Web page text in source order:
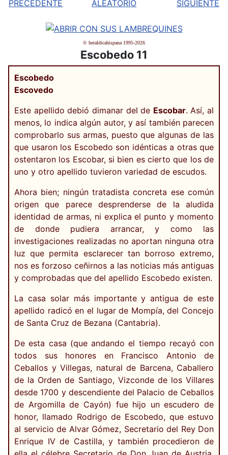
© heraldicahispana 1995-2026
Escobedo 11
Escobedo
Escovedo
Este apellido debió dimanar del de Escobar. Así, al
menos, lo indica algún autor, y así también parecen
comprobarlo sus armas, puesto que algunas de las
que usaron los Escobedo son idénticas a otras que
ostentaron los Escobar, si bien es cierto que los de
uno y otro apellido tuvieron variedad de escudos.
Ahora bien; ningún tratadista concreta ese común
origen que parece desprenderse de la aludida
identidad de armas, ni explica el punto y momento
de donde pudiera arrancar, y como las
investigaciones realizadas no aportan ninguna otra
luz que permita esclarecer tan borroso extremo,
nos es forzoso ceñirnos a las noticias más antiguas
y comprobadas que del apellido Escobedo existen.
La casa solar más importante y antigua de este
apellido radicó en el lugar de Mompía, del Concejo
de Santa Cruz de Bezana (Cantabria).
De esta casa (que andando el tiempo recayó con
todos sus honores en Francisco Antonio de
Ceballos y Villegas, natural de Barcena, Caballero
de la Orden de Santiago, Vizconde de los Villares
desde 1700 y descendiente del Palacio de Ceballos
de Argomilla de Cayón) fue hijo un escudero de
honor, llamado Rodrigo de Escobedo, que estuvo
al servicio de Alvar Gómez, Secretario del Rey Don
Enrique IV de Castilla, y también procedieron de